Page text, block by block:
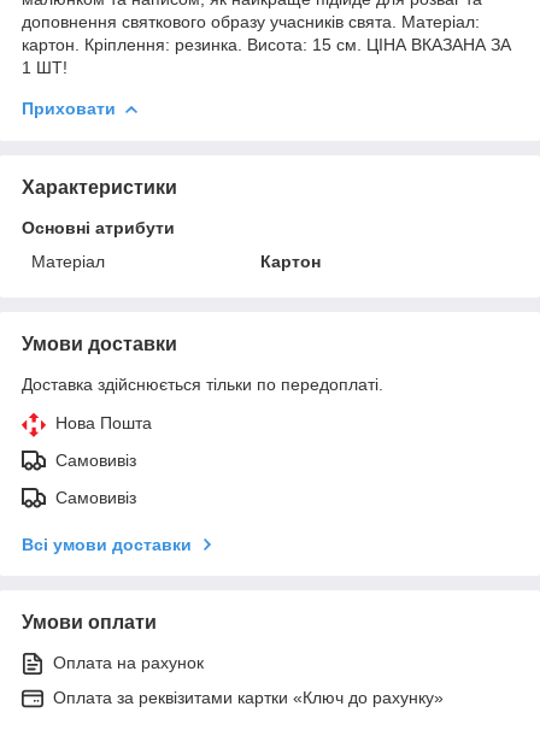
доповнення святкового образу учасників свята. Матеріал:
картон. Кріплення: резинка. Висота: 15 см. ЦІНА ВКАЗАНА ЗА
1 ШТ!
Приховати
Характеристики
Основні атрибути
Матеріал
Картон
Умови доставки
Доставка здійснюється тільки по передоплаті.
Нова Пошта
Самовивіз
Самовивіз
Всі умови доставки
Умови оплати
Оплата на рахунок
Оплата за реквізитами картки «Ключ до рахунку»